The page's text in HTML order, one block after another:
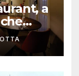
a
in